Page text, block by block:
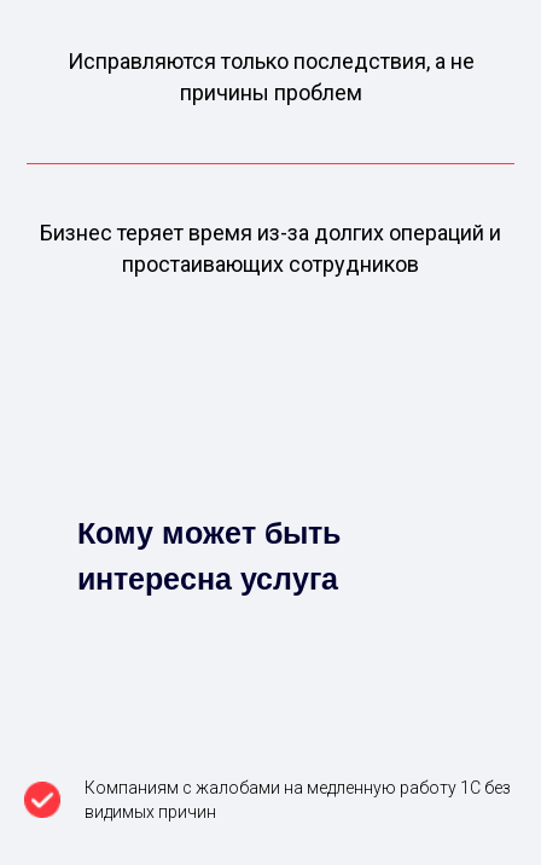
Исправляются только последствия, а не
причины проблем
Бизнес теряет время из-за долгих операций и
простаивающих сотрудников
Кому может быть
интересна услуга
Компаниям с жалобами на медленную работу 1С без
видимых причин